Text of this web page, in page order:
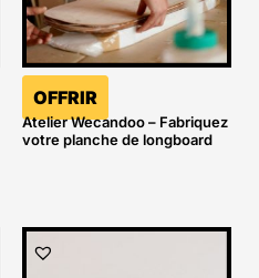
OFFRIR
Atelier Wecandoo – Fabriquez
votre planche de longboard